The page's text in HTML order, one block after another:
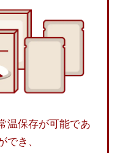
温保存が可能であ
でき、